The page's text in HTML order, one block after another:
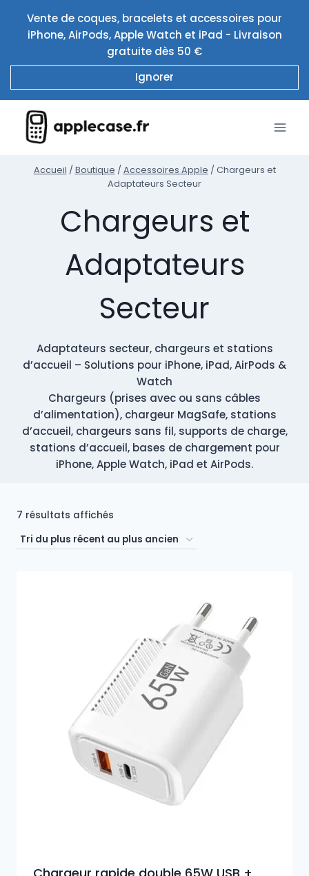
contenu
Vente de coques, bracelets et accessoires pour
iPhone, AirPods, Apple Watch et iPad - Livraison
gratuite dès 50 €
Ignorer
Accueil / Boutique / Accessoires Apple / Chargeurs et
Adaptateurs Secteur
Chargeurs et
Adaptateurs
Secteur
Adaptateurs secteur, chargeurs et stations
d’accueil – Solutions pour iPhone, iPad, AirPods &
Watch
Chargeurs (prises avec ou sans câbles
d’alimentation), chargeur MagSafe, stations
d’accueil, chargeurs sans fil, supports de charge,
stations d’accueil, bases de chargement pour
iPhone, Apple Watch, iPad et AirPods.
7 résultats affichés
du
ancien